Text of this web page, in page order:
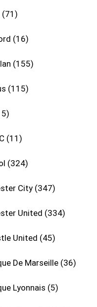
71
16
155
115
11
324
City 347
United 334
United 45
De Marseille 36
Lyonnais 5